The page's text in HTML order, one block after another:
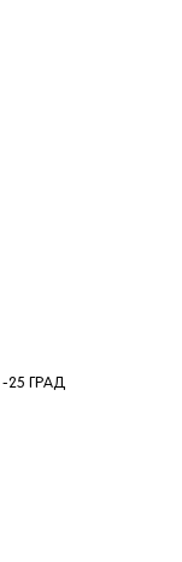
-25 ГРАД